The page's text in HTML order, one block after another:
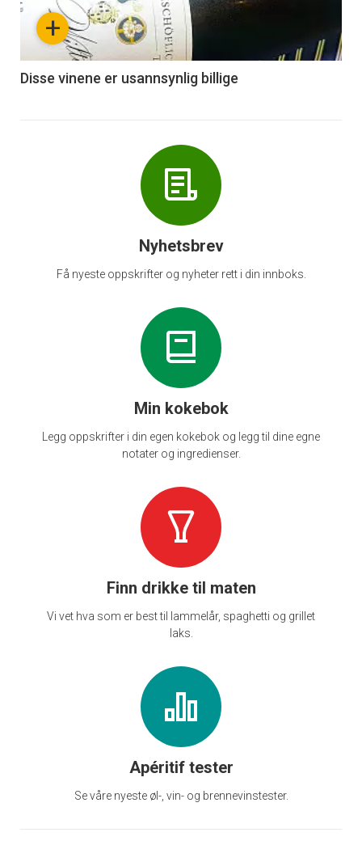
nå
6
+
Disse vinene er usannsynlig billige
Nyhetsbrev
Få nyeste oppskrifter og nyheter rett i din innboks.
Min kokebok
Legg oppskrifter i din egen kokebok og legg til dine egne
notater og ingredienser.
Finn drikke til maten
Vi vet hva som er best til lammelår, spaghetti og grillet
laks.
Apéritif tester
Se våre nyeste øl-, vin- og brennevinstester.